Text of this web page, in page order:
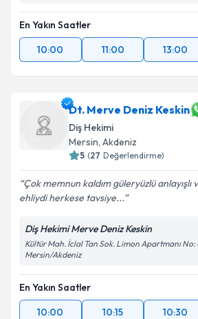
En Yakın Saatler
10:00
11:00 13:00
Dt. Merve Deniz Keskin
Diş Hekimi
Mersin, Akdeniz
5 (27 Değerlendirme)
Çok memnun kaldım güleryüzlü anlayışlı
ehliydi herkese tavsiye...
Diş Hekimi Merve Deniz Keskin
Kültür Mah. İclal Tan Sok. Limon Apartmanı No:
Mersin/Akdeniz
En Yakın Saatler
10:00
10:15 10:30